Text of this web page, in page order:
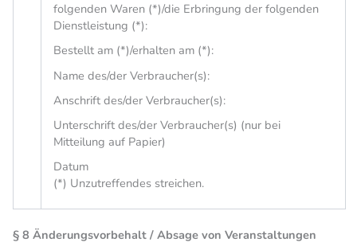
folgenden Waren (*)/die Erbringung der folgenden
Dienstleistung (*):
Bestellt am (*)/erhalten am (*):
Name des/der Verbraucher(s):
Anschrift des/der Verbraucher(s):
Unterschrift des/der Verbraucher(s) (nur bei
Mitteilung auf Papier)
Datum
(*) Unzutreffendes streichen.
§ 8 Änderungsvorbehalt / Absage von Veranstaltungen